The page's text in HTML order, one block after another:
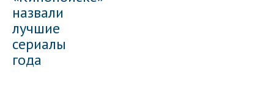
назвали
лучшие
сериалы
года